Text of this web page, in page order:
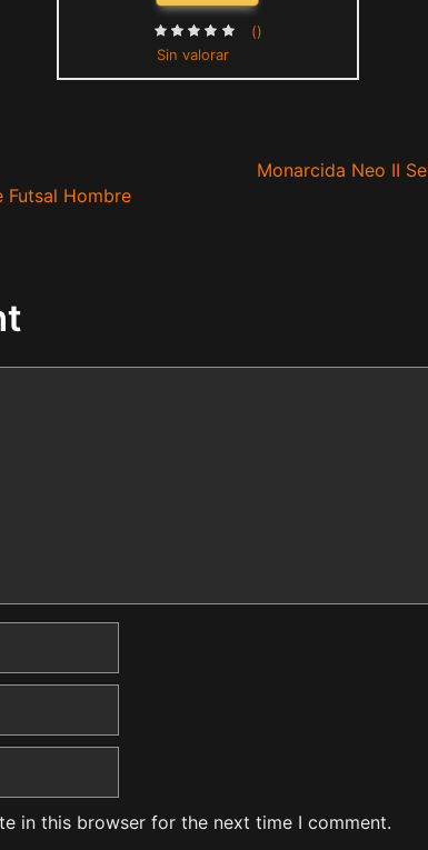
Sin valorar
()
Futsal Hombre
Monarcida Neo II
in this browser for the next time I comment.